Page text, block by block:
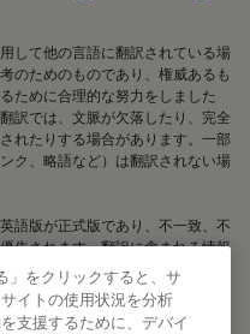
して他の言語に翻訳されている場
のためのものであり、権威あるも
ために合理的な努力をしました
訳では、文脈が欠落したり、完全
れたりする場合があります。一部
ク、略語など）は翻訳されない場
語版が正式版であり、不一致、不
先されます。翻訳に含まれる情報
版をご参照ください。Air India
、またはそれらから生じる、また
責任を負いません。
」をクリックすると、サ
イトの使用状況を分析
支援するために、デバイ